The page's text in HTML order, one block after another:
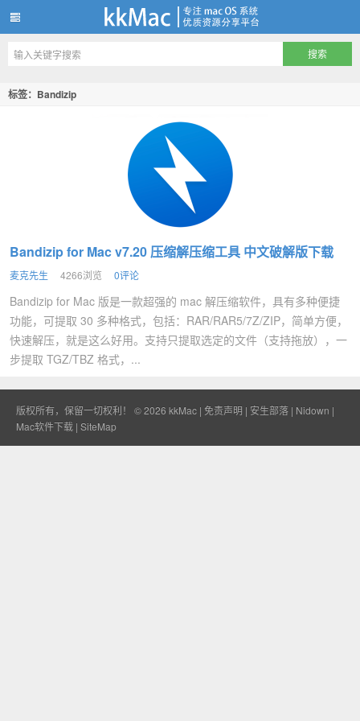
kkMac
标签：Bandizip
Bandizip for Mac v7.20 压缩解压缩工具 中文破解版下载
麦克先生 4266浏览 0评论
Bandizip for Mac 版是一款超强的 mac 解压缩软件，具有多种便捷
功能，可提取 30 多种格式，包括：RAR/RAR5/7Z/ZIP，简单方便，
快速解压，就是这么好用。支持只提取选定的文件（支持拖放），一
步提取 TGZ/TBZ 格式，...
版权所有，保留一切权利！ © 2026 kkMac | 免责声明 | 安生部落 | Nidown |
Mac软件下载 | SiteMap